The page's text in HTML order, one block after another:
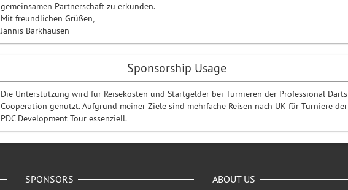
gemeinsamen Partnerschaft zu erkunden.
Mit freundlichen Grüßen,
Jannis Barkhausen
Sponsorship Usage
Die Unterstützung wird für Reisekosten und Startgelder bei Turnieren der Professional Darts
Cooperation genutzt. Aufgrund meiner Ziele sind mehrfache Reisen nach UK für Turniere der
PDC Development Tour essenziell.
SPONSORS ABOUT US